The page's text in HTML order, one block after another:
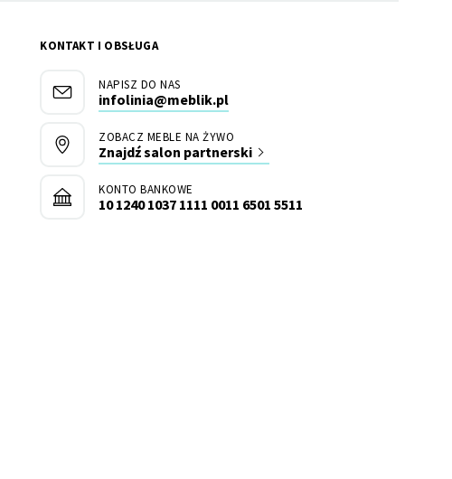
KONTAKT I OBSŁUGA
NAPISZ DO NAS
infolinia@meblik.pl
ZOBACZ MEBLE NA ŻYWO
Znajdź salon partnerski
KONTO BANKOWE
10 1240 1037 1111 0011 6501 5511